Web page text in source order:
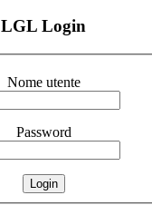
LGL Login
Nome utente
Password